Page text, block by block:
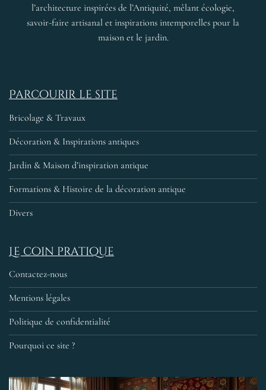
l’architecture inspirées de l’Antiquité, mêlant écologie,
savoir-faire artisanal et inspirations intemporelles pour la
maison et le jardin.
Parcourir le site
Bricolage & Travaux
Décoration & Inspirations antiques
Jardin & Maison d’inspiration antique
Formations & Histoire de la décoration antique
Divers
Le coin pratique
Contactez-nous
Mentions légales
Politique de confidentialité
Pourquoi ce site ?